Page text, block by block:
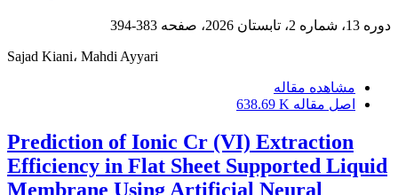
دوره 13، شماره 2، تابستان 2026، صفحه 383-394
Sajad Kiani، Mahdi Ayyari
مشاهده مقاله
اصل مقاله 638.69 K
Prediction of Ionic Cr (VI) Extraction
Efficiency in Flat Sheet Supported Liquid
Membrane Using Artificial Neural